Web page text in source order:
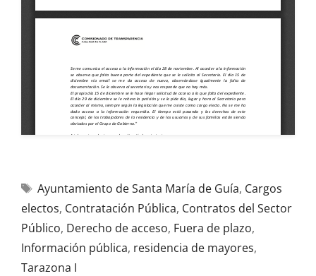
Ayuntamiento de Santa María de Guía, Cargos
electos, Contratación Pública, Contratos del Sector
Público, Derecho de acceso, Fuera de plazo,
Información pública, residencia de mayores,
Tarazona I